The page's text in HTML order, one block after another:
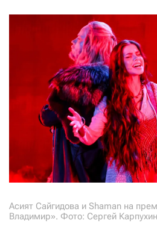
Асият Сайгидова и Shaman на
Владимир». Фото: Сергей